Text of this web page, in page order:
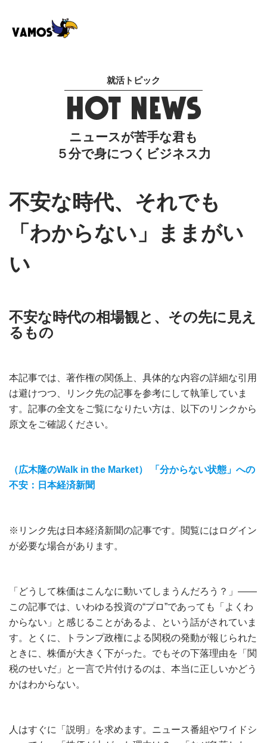
就活トピック
HOT NEWS
ニュースが苦手な君も
５分で身につくビジネス力
不安な時代、それでも
「わからない」ままがい
い
不安な時代の相場観と、その先に見え
るもの
本記事では、著作権の関係上、具体的な内容の詳細な引用
は避けつつ、リンク先の記事を参考にして執筆していま
す。記事の全文をご覧になりたい方は、以下のリンクから
原文をご確認ください。
（広木隆のWalk in the Market） 「分からない状態」への
不安：日本経済新聞
※リンク先は日本経済新聞の記事です。閲覧にはログイン
が必要な場合があります。
「どうして株価はこんなに動いてしまうんだろう？」――
この記事では、いわゆる投資の“プロ”であっても「よくわ
からない」と感じることがあるよ、という話がされていま
す。とくに、トランプ政権による関税の発動が報じられた
ときに、株価が大きく下がった。でもその下落理由を「関
税のせいだ」と一言で片付けるのは、本当に正しいかどう
かはわからない。
人はすぐに「説明」を求めます。ニュース番組やワイドシ